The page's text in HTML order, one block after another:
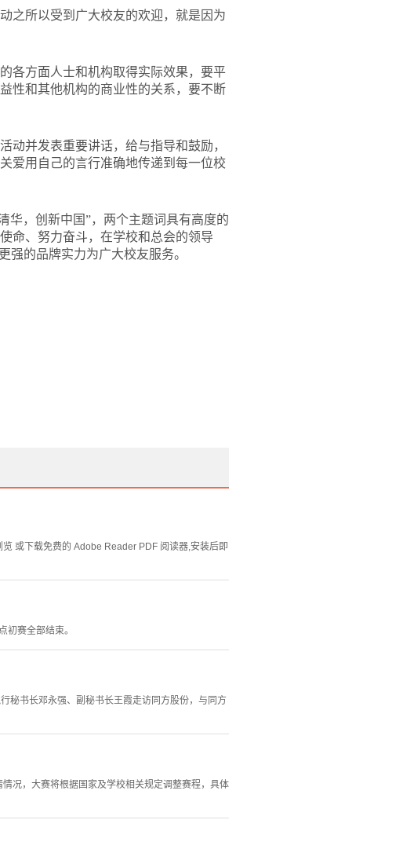
之所以受到广大校友的欢迎，就是因为
各方面人士和机构取得实际效果，要平
性和其他机构的商业性的关系，要不断
动并发表重要讲话，给与指导和鼓励，
爱用自己的言行准确地传递到每一位校
华，创新中国”，两个主题词具有高度的
命、努力奋斗，在学校和总会的领导
强的品牌实力为广大校友服务。
或下载免费的 Adobe Reader PDF 阅读器,安装后即
赛全部结束。
秘书长邓永强、副秘书长王霞走访同方股份，与同方
况，大赛将根据国家及学校相关规定调整赛程，具体